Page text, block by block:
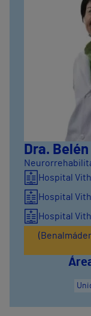
Dra.
Hospital
Hospital
Hospital